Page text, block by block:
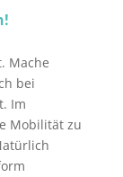
Mache
bei
Im
Mobilität zu